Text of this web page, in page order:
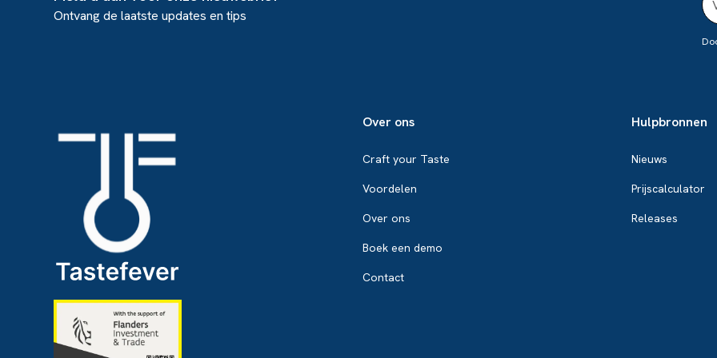
Ontvang de laatste updates en tips
Over ons
Craft your Taste
Voordelen
Over ons
Boek een demo
Contact
Hulpbronnen
Nieuws
Prijscalculator
Releases